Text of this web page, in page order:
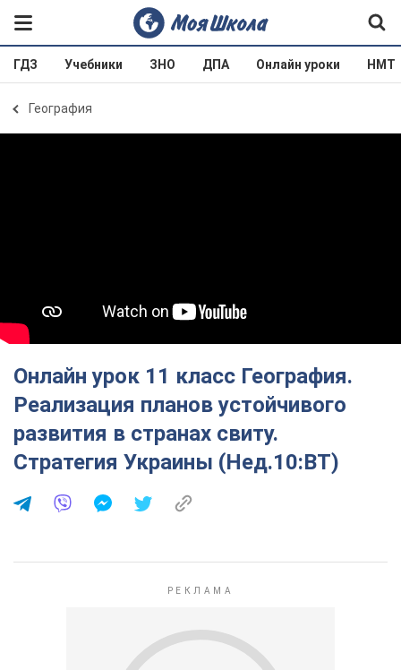
ГДЗ Учебники ЗНО ДПА Онлайн уроки НМТ
География
Онлайн урок 11 класс География.
Реализация планов устойчивого
развития в странах свиту.
Стратегия Украины (Нед.10:ВТ)